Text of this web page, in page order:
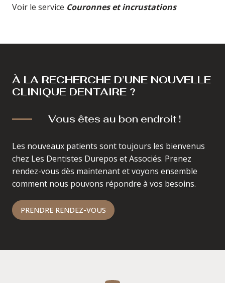
Voir le service Couronnes et incrustations
À LA RECHERCHE D’UNE NOUVELLE
CLINIQUE DENTAIRE ?
Vous êtes au bon endroit !
Les nouveaux patients sont toujours les bienvenus
chez Les Dentistes Durepos et Associés. Prenez
rendez-vous dès maintenant et voyons ensemble
comment nous pouvons répondre à vos besoins.
PRENDRE RENDEZ-VOUS